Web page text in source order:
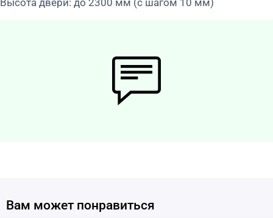
Вам может понравиться